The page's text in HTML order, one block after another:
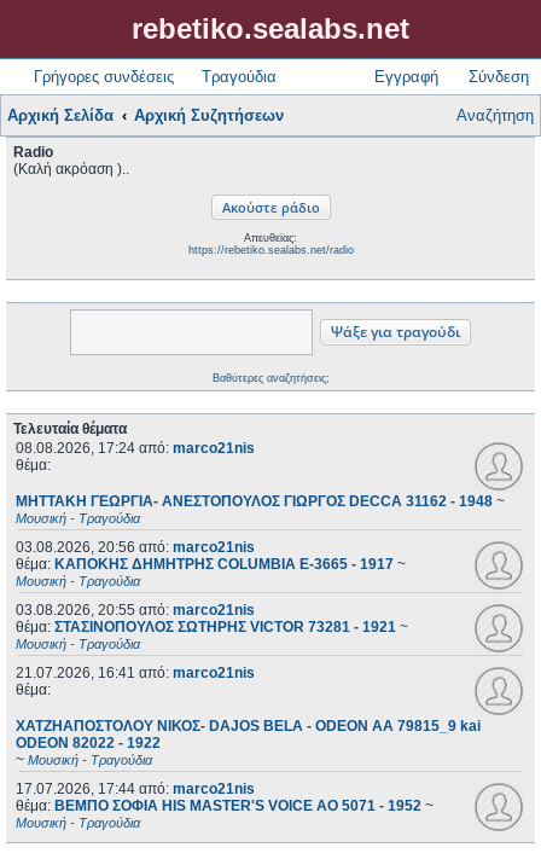
rebetiko.sealabs.net
Γρήγορες συνδέσεις Τραγούδια Σύνδεση
Εγγραφή
Αρχική Σελίδα Αρχική Συζητήσεων Αναζήτηση
Radio
(Καλή ακρόαση )..
Απευθείας:
https://rebetiko.sealabs.net/radio
Βαθύτερες αναζητήσεις;
Τελευταία θέματα
08.08.2026, 17:24 από: marco21nis
θέμα:
ΜΗΤΤΑΚΗ ΓΕΩΡΓΙΑ- ΑΝΕΣΤΟΠΟΥΛΟΣ ΓΙΩΡΓΟΣ DECCA 31162 - 1948 ~
Μουσική - Τραγούδια
03.08.2026, 20:56 από: marco21nis
θέμα: ΚΑΠΟΚΗΣ ΔΗΜΗΤΡΗΣ COLUMBIA E-3665 - 1917 ~
Μουσική - Τραγούδια
03.08.2026, 20:55 από: marco21nis
θέμα: ΣΤΑΣΙΝΟΠΟΥΛΟΣ ΣΩΤΗΡΗΣ VICTOR 73281 - 1921 ~
Μουσική - Τραγούδια
21.07.2026, 16:41 από: marco21nis
θέμα:
ΧΑΤΖΗΑΠΟΣΤΟΛΟΥ ΝΙΚΟΣ- DAJOS BELA - ODEON AA 79815_9 kai
ODEON 82022 - 1922
~ Μουσική - Τραγούδια
17.07.2026, 17:44 από: marco21nis
θέμα: ΒΕΜΠΟ ΣΟΦΙΑ HIS MASTER'S VOICE AO 5071 - 1952 ~
Μουσική - Τραγούδια